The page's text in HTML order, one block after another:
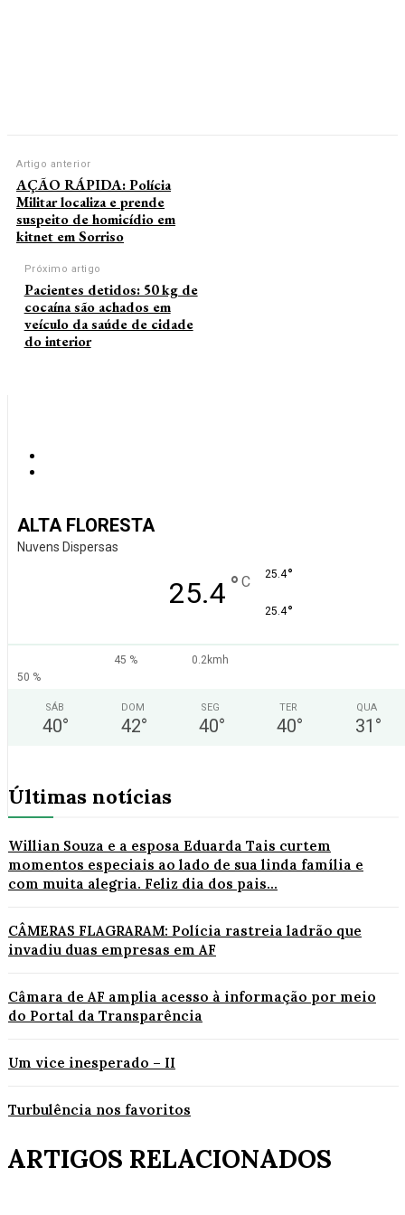
Artigo anterior
AÇÃO RÁPIDA: Polícia
Militar localiza e prende
suspeito de homicídio em
kitnet em Sorriso
Próximo artigo
Pacientes detidos: 50 kg de
cocaína são achados em
veículo da saúde de cidade
do interior
ALTA FLORESTA
Nuvens Dispersas
25.4 ° C 25.4°
25.4°
45 %
0.2kmh
50 %
SÁB
40°
DOM
42°
SEG
40°
TER
40°
QUA
31 °
Últimas notícias
Willian Souza e a esposa Eduarda Tais curtem
momentos especiais ao lado de sua linda família e
com muita alegria. Feliz dia dos pais...
CÂMERAS FLAGRARAM: Polícia rastreia ladrão que
invadiu duas empresas em AF
Câmara de AF amplia acesso à informação por meio
do Portal da Transparência
Um vice inesperado – II
Turbulência nos favoritos
ARTIGOS RELACIONADOS